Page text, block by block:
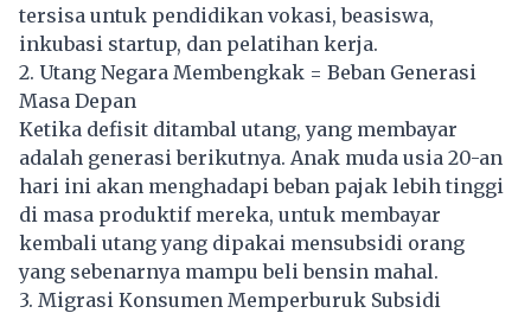
tersisa untuk pendidikan vokasi, beasiswa,
inkubasi startup, dan pelatihan kerja.
2. Utang Negara Membengkak = Beban Generasi
Masa Depan
Ketika defisit ditambal utang, yang membayar
adalah generasi berikutnya. Anak muda usia 20-an
hari ini akan menghadapi beban pajak lebih tinggi
di masa produktif mereka, untuk membayar
kembali utang yang dipakai mensubsidi orang
yang sebenarnya mampu beli bensin mahal.
3. Migrasi Konsumen Memperburuk Subsidi